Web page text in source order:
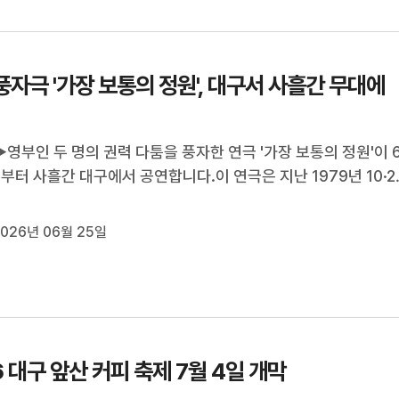
자극 '가장 보통의 정원', 대구서 사흘간 무대에
부인 두 명의 권력 다툼을 풍자한 연극 '가장 보통의 정원'이
터 사흘간 대구에서 공연합니다.이 연극은 지난 1979년
드러냅니다.이태우 기자입니다.◀리포트▶연극 '가장 보통의
년 06월 25일
구 앞산 커피 축제 7월 4일 개막